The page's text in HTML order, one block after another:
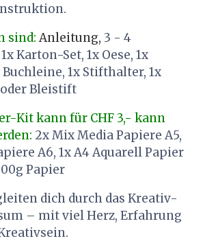
sind: Anleitung, 3 - 4
Karton-Set, 1x Oese, 1x
1x Stifthalter, 1x
Bleistift
Kit kann für CHF 3,- kann
2x Mix Media Papiere A5,
A6, 1x A4 Aquarell Papier
Papier
dich durch das Kreativ-
– mit viel Herz, Erfahrung